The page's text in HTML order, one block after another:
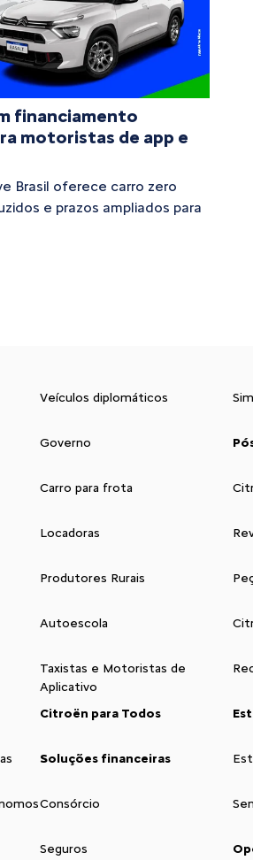
financiamento
motoristas de app e
Brasil oferece carro zero
e prazos ampliados para
Veículos diplomáticos
Governo
Carro para frota
Locadoras
Produtores Rurais
Autoescola
Taxistas e Motoristas de
Aplicativo
Citroën para Todos
Soluções financeiras
Consórcio
Seguros